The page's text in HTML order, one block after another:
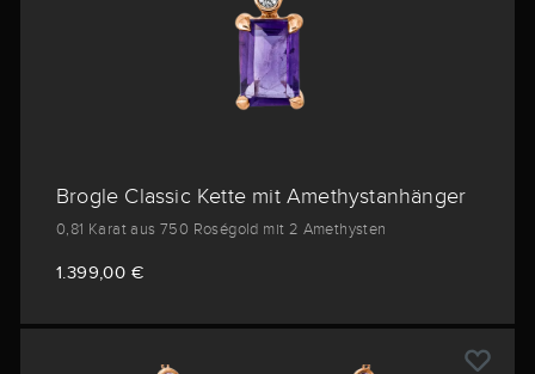
Brogle Classic Kette mit Amethystanhänger
0,81 Karat aus 750 Roségold mit 2 Amethysten
1.399,00 €